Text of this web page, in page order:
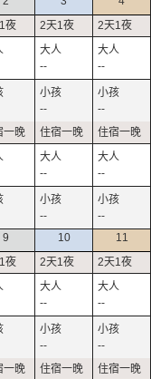
--
--
--
--
--
--
--
--
9 10
--
--
11
--
--